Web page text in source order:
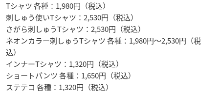
Tシャツ 各種：1,980円（税込）
刺しゅう使いTシャツ：2,530円（税込）
さがら刺しゅうTシャツ：2,530円（税込）
ネオンカラー刺しゅうTシャツ 各種：1,980円〜2,530円（税
込）
インナーTシャツ：1,320円（税込）
ショートパンツ 各種：1,650円（税込）
ステテコ 各種：1,320円（税込）